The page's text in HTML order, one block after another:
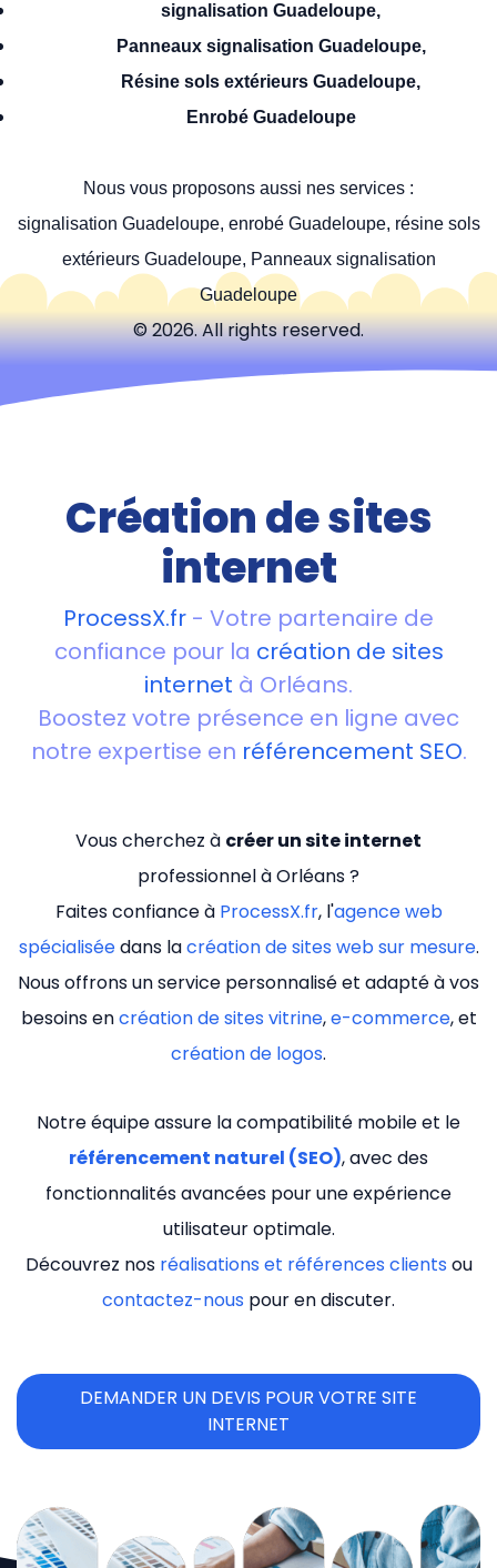
signalisation Guadeloupe,
Panneaux signalisation Guadeloupe,
Résine sols extérieurs Guadeloupe,
Enrobé Guadeloupe
Nous vous proposons aussi nes services :
signalisation Guadeloupe, enrobé Guadeloupe, résine sols
extérieurs Guadeloupe, Panneaux signalisation
Guadeloupe
© 2026. All rights reserved.
Création de sites
internet
ProcessX.fr - Votre partenaire de
confiance pour la création de sites
internet à Orléans.
Boostez votre présence en ligne avec
notre expertise en référencement SEO.
Vous cherchez à créer un site internet
professionnel à Orléans ?
Faites confiance à ProcessX.fr, l'agence web
spécialiséedans lacréation de sites web sur mesure.
Nous offrons un service personnalisé et adapté à vos
besoins encréation de sites vitrine,e-commerce, et
création de logos.
Notre équipe assure la compatibilité mobile et le
référencement naturel (SEO), avec des
fonctionnalités avancées pour une expérience
utilisateur optimale.
Découvrez nos réalisations et références clients ou
contactez-nous pour en discuter.
DEMANDER UN DEVIS POUR VOTRE SITE
INTERNET